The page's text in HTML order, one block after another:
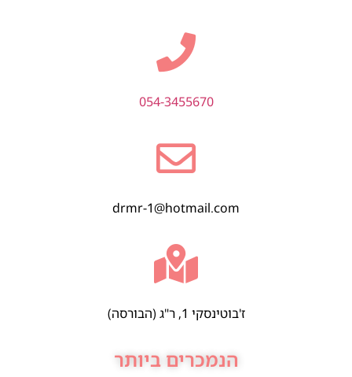
054-3455670
drmr-1@hotmail.com
ז'בוטינסקי 1, ר"ג (הבורסה)
הנמכרים ביותר